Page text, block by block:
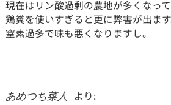
現在はリン酸過剰の農地が多くなって
鶏糞を使いすぎると更に弊害が出ます
窒素過多で味も悪くなりますし。
あめつち菜人
より: